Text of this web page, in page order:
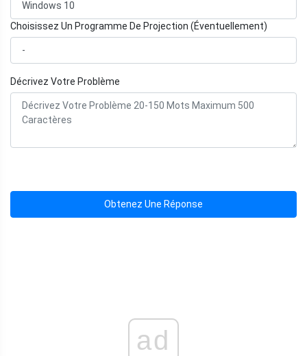
Choisissez Un Programme De Projection (Éventuellement)
Décrivez Votre Problème
Obtenez Une Réponse
ad